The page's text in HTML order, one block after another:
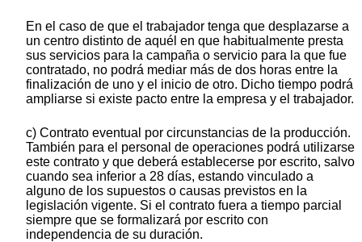
En el caso de que el trabajador tenga que desplazarse a
un centro distinto de aquél en que habitualmente presta
sus servicios para la campaña o servicio para la que fue
contratado, no podrá mediar más de dos horas entre la
finalización de uno y el inicio de otro. Dicho tiempo podrá
ampliarse si existe pacto entre la empresa y el trabajador.
c) Contrato eventual por circunstancias de la producción.
También para el personal de operaciones podrá utilizarse
este contrato y que deberá establecerse por escrito, salvo
cuando sea inferior a 28 días, estando vinculado a
alguno de los supuestos o causas previstos en la
legislación vigente. Si el contrato fuera a tiempo parcial
siempre que se formalizará por escrito con
independencia de su duración.